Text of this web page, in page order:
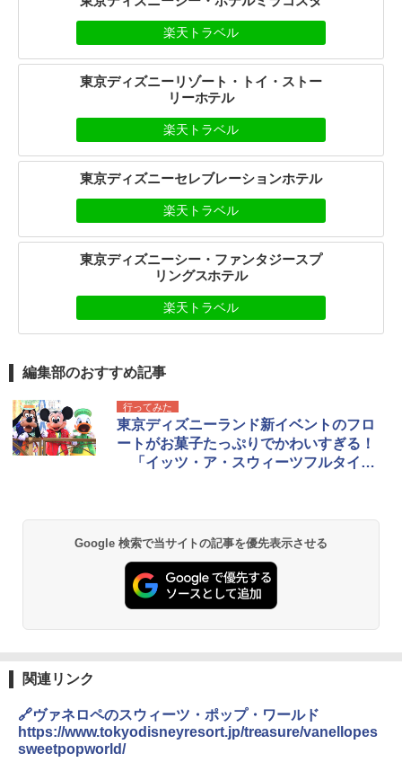
楽天トラベル
東京ディズニーリゾート・トイ・ストー
リーホテル
楽天トラベル
東京ディズニーセレブレーションホテル
楽天トラベル
東京ディズニーシー・ファンタジースプ
リングスホテル
楽天トラベル
編集部のおすすめ記事
行ってみた
東京ディズニーランド新イベントのフロ
ートがお菓子たっぷりでかわいすぎる！
「イッツ・ア・スウィーツフルタイ
Google 検索で当サイトの記事を優先表示させる
関連リンク
🔗ヴァネロペのスウィーツ・ポップ・ワールド
https://www.tokyodisneyresort.jp/treasure/vanellopes
sweetpopworld/